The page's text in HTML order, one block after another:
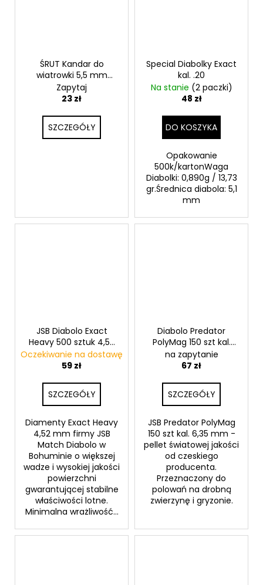
ŚRUT Kandar do
wiatrowki 5,5 mm
250szt - spiczasty
Zapytaj
23 zł
SZCZEGÓŁY
Special Diabolky Exact
kal. .20
Na stanie (2 paczki)
48 zł
DO KOSZYKA
Opakowanie
500k/kartonWaga
Diabolki: 0,890g / 13,73
gr.Średnica diabola: 5,1
mm
JSB Diabolo Exact
Heavy 500 sztuk 4,52
mm
Oczekiwanie na dostawę
59 zł
SZCZEGÓŁY
Diamenty Exact Heavy
4,52 mm firmy JSB
Match Diabolo w
Bohuminie o większej
wadze i wysokiej jakości
powierzchni
gwarantującej stabilne
właściwości lotne.
Minimalna wrażliwość...
Diabolo Predator
PolyMag 150 szt kal.
6,35 mm
na zapytanie
67 zł
SZCZEGÓŁY
JSB Predator PolyMag
150 szt kal. 6,35 mm -
pellet światowej jakości
od czeskiego
producenta.
Przeznaczony do
polowań na drobną
zwierzynę i gryzonie.